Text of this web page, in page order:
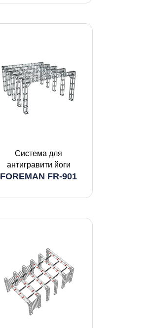
Система для
антигравити йоги
FOREMAN FR-901